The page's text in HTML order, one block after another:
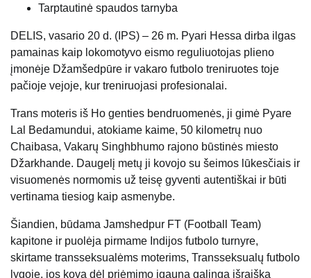
Tarptautinė spaudos tarnyba
DELIS, vasario 20 d. (IPS) – 26 m. Pyari Hessa dirba ilgas
pamainas kaip lokomotyvo eismo reguliuotojas plieno
įmonėje Džamšedpūre ir vakaro futbolo treniruotes toje
pačioje vejoje, kur treniruojasi profesionalai.
Trans moteris iš Ho genties bendruomenės, ji gimė Pyare
Lal Bedamundui, atokiame kaime, 50 kilometrų nuo
Chaibasa, Vakarų Singhbhumo rajono būstinės miesto
Džarkhande. Daugelį metų ji kovojo su šeimos lūkesčiais ir
visuomenės normomis už teisę gyventi autentiškai ir būti
vertinama tiesiog kaip asmenybe.
Šiandien, būdama Jamshedpur FT (Football Team)
kapitone ir puolėja pirmame Indijos futbolo turnyre,
skirtame transseksualėms moterims, Transseksualų futbolo
lygoje, jos kova dėl priėmimo įgauna galingą išraišką